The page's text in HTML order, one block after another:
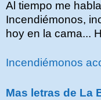
Al tiempo me
Incendiémonos,
hoy en la cama...
Incendiémonos
Mas letras de La